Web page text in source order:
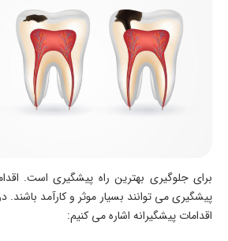
برای جلوگیری بهترین راه پیشگیری است.
پیشگیری می‌ توانند بسیار موثر و کارآمد باشند.
اقدامات پیشگیرانه اشاره می‌ کنیم: